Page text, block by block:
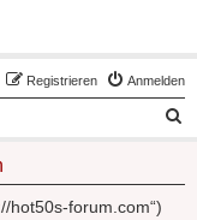
Anmelden
Registrieren
hot50s-forum.com“)